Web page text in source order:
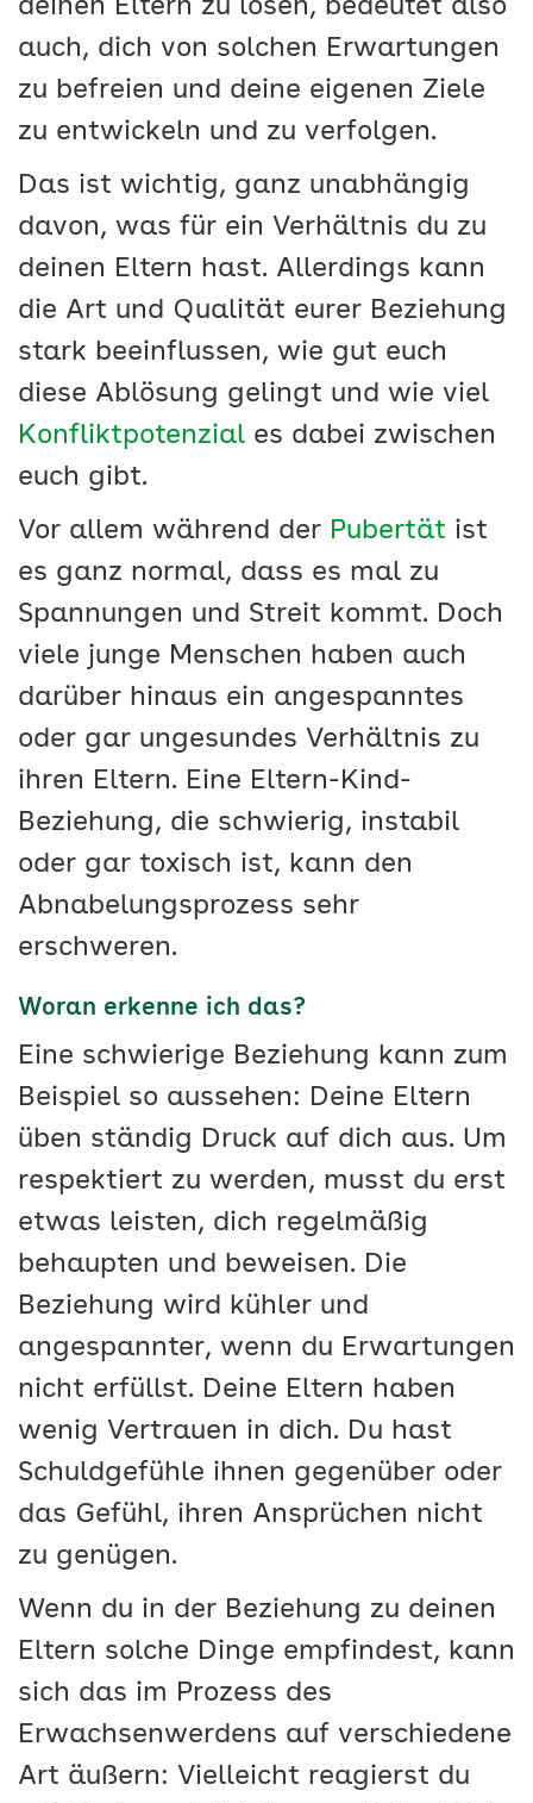
deinen Eltern zu lösen, bedeutet also
auch, dich von solchen Erwartungen
zu befreien und deine eigenen Ziele
zu entwickeln und zu verfolgen.
Das ist wichtig, ganz unabhängig
davon, was für ein Verhältnis du zu
deinen Eltern hast. Allerdings kann
die Art und Qualität eurer Beziehung
stark beeinflussen, wie gut euch
diese Ablösung gelingt und wie viel
Konfliktpotenzial es dabei zwischen
euch gibt.
Vor allem während der Pubertät ist
es ganz normal, dass es mal zu
Spannungen und Streit kommt. Doch
viele junge Menschen haben auch
darüber hinaus ein angespanntes
oder gar ungesundes Verhältnis zu
ihren Eltern. Eine Eltern-Kind-
Beziehung, die schwierig, instabil
oder gar toxisch ist, kann den
Abnabelungsprozess sehr
erschweren.
Woran erkenne ich das?
Eine schwierige Beziehung kann zum
Beispiel so aussehen: Deine Eltern
üben ständig Druck auf dich aus. Um
respektiert zu werden, musst du erst
etwas leisten, dich regelmäßig
behaupten und beweisen. Die
Beziehung wird kühler und
angespannter, wenn du Erwartungen
nicht erfüllst. Deine Eltern haben
wenig Vertrauen in dich. Du hast
Schuldgefühle ihnen gegenüber oder
das Gefühl, ihren Ansprüchen nicht
zu genügen.
Wenn du in der Beziehung zu deinen
Eltern solche Dinge empfindest, kann
sich das im Prozess des
Erwachsenwerdens auf verschiedene
Art äußern: Vielleicht reagierst du